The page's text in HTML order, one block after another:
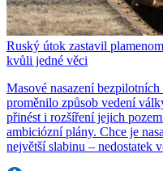
Ruský útok zastavil
kvůli jedné věci
Masové nasazení
proměnilo způsob vedení
přinést i rozšíření jejich
ambiciózní plány. Chce je
největší slabinu – nedostatek